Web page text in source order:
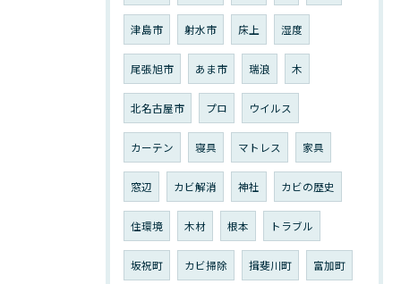
津島市 射水市 床上 湿度
尾張旭市 あま市 瑞浪 木
北名古屋市 プロ ウイルス
カーテン 寝具 マトレス 家具
窓辺 カビ解消 神社 カビの歴史
住環境 木材 根本 トラブル
坂祝町 カビ掃除 揖斐川町 富加町